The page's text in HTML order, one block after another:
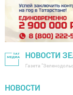
НОВОСТИ
Газета
НОВОСТИ